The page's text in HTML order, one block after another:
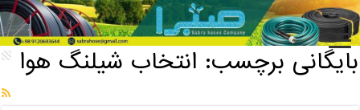
خانه / بایگانی برچسب: انتخاب شیلنگ هوا
بایگانی برچسب: انتخاب شیلنگ هوا